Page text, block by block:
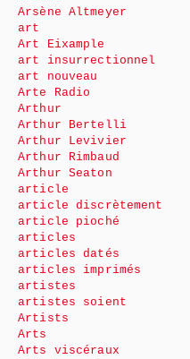
Arsène Altmeyer
art
Art Eixample
art insurrectionnel
art nouveau
Arte Radio
Arthur
Arthur Bertelli
Arthur Levivier
Arthur Rimbaud
Arthur Seaton
article
article discrètement
article pioché
articles
articles datés
articles imprimés
artistes
artistes soient
Artists
Arts
Arts viscéraux